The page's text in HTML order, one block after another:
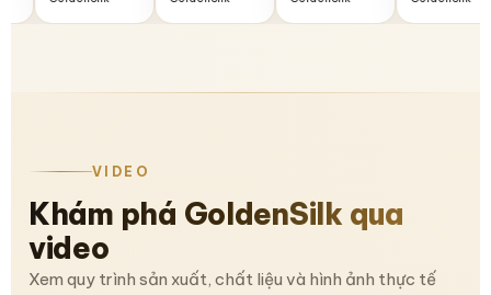
VIDEO
Khám phá GoldenSilk qua
video
Xem quy trình sản xuất, chất liệu và hình ảnh thực tế